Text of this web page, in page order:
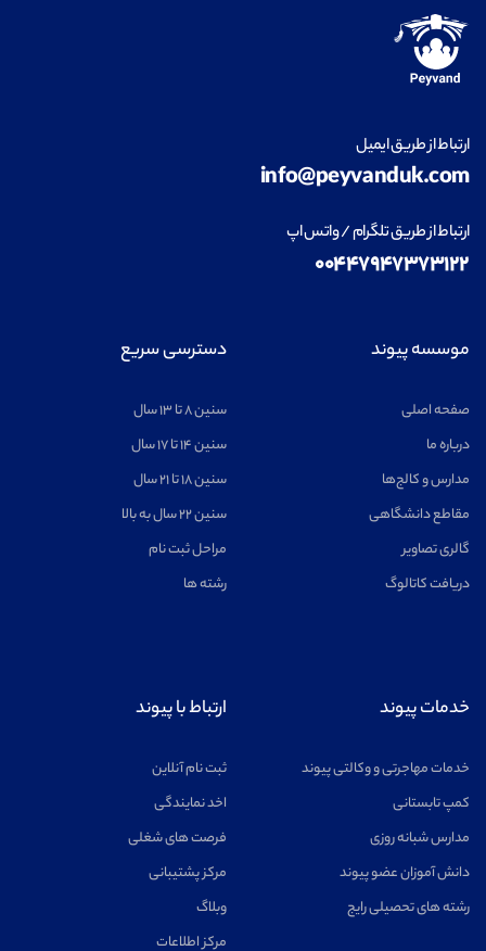
طراحی داخلی
فناوری اطلاعات (IT)
ریاضیات مشاهده
اخترفیزیک مشاهده
ارتباط از طریق ایمیل
info@peyvanduk.com
ارتباط از طریق تلگرام / واتس اپ
۰۰۴۴۷۹۴۷۳۷۳۱۲۲
موسسه پیوند
صفحه اصلی
درباره ما
مدارس و کالج‌ها
مقاطع دانشگاهی
گالری تصاویر
دریافت کاتالوگ
دسترسی سریع
سنین ۸ تا ۱۳ سال
سنین ۱۴ تا ۱۷ سال
سنین ۱۸ تا ۲۱ سال
سنین ۲۲ سال به بالا
مراحل ثبت نام
رشته ها
خدمات پیوند
خدمات مهاجرتی و وکالتی پیوند
کمپ تابستانی
مدارس شبانه روزی
دانش آموزان عضو پیوند
رشته های تحصیلی رایج
ارتباط با پیوند
ثبت نام آنلاین
اخد نمایندگی
فرصت های شغلی
مرکز پشتیبانی
وبلاگ
مرکز اطلاعات